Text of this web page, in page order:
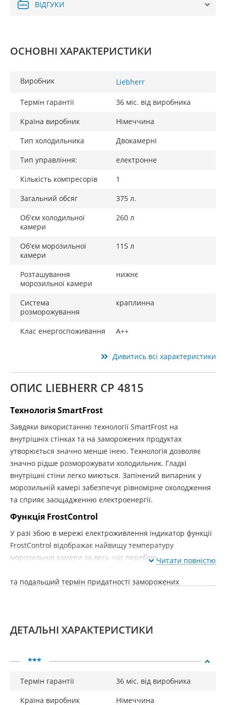
ВІДГУКИ
ОСНОВНІ ХАРАКТЕРИСТИКИ
Виробник Liebherr
Термін гарантії
36 міс. від виробника
Країна виробник
Німеччина
Тип холодильника
Двокамерні
Тип управління:
електронне
Кількість компресорів
1
Загальний обсяг
375 л.
Об'єм холодильної
камери
260 л
Об'єм морозильної
камери
115 л
Розташування
морозильної камери
нижнє
Система
розморожування
краплинна
Клас енергоспоживання A++
Дивитись всі характеристики
ОПИС LIEBHERR CP 4815
Технологія SmartFrost
Завдяки використанню технології SmartFrost на
внутрішніх стінках та на заморожених продуктах
утворюється значно менше інею. Технологія дозволяє
значно рідше розморожувати холодильник. Гладкі
внутрішні стіни легко миються. Запінений випарник у
морозильній камері забезпечує рівномірне охолодження
та сприяє заощадженню електроенергії.
Функція FrostControl
У разі збою в мережі електроживлення індикатор функції
FrostControl відображає найвищу температуру
морозильної камери за весь час перебою
та подальший термін придатності заморожених
заморожування на просту та приємну процедуру.
знижується до -32 ° С, створюючи таким чином
продуктів з максимальним збереженням вітамінів.
Після того, як процес заморожування завершиться
максимум через 65 годин, морозильник
Читати повністю
ДЕТАЛЬНІ ХАРАКТЕРИСТИКИ
***
Термін гарантії
36 міс. від виробника
Країна виробник
Німеччина